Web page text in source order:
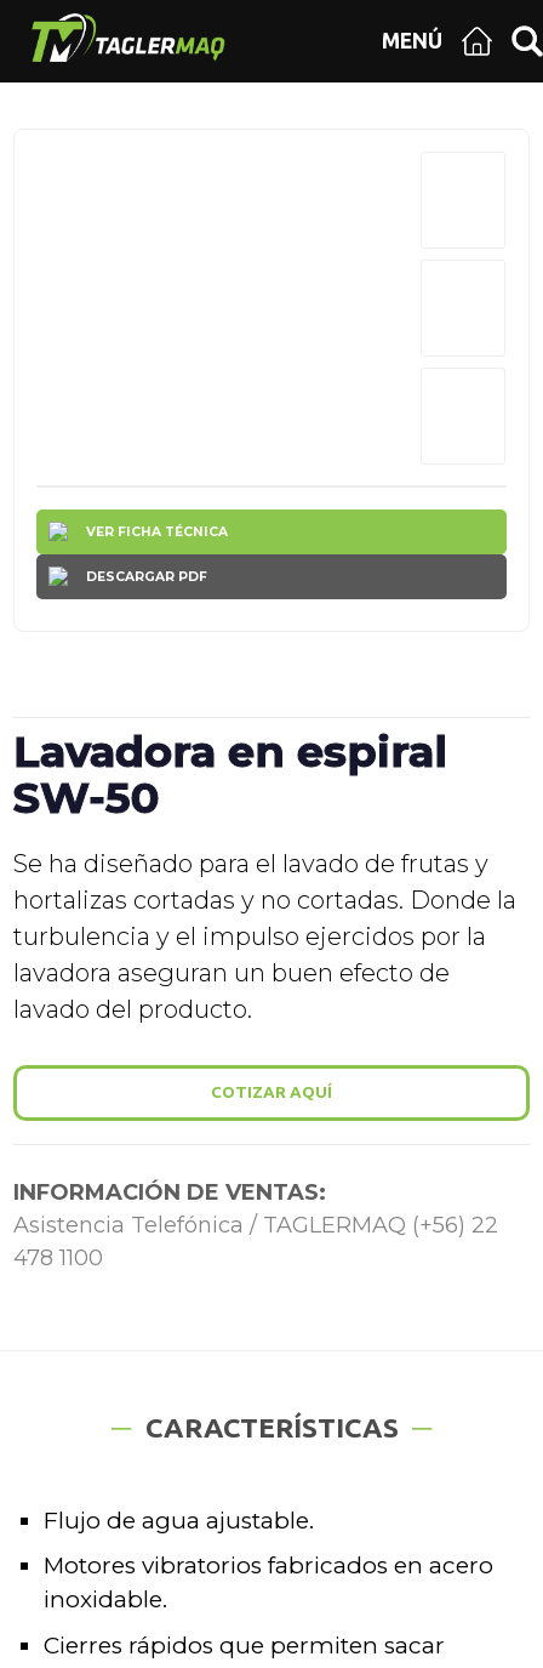
MENÚ
VER FICHA TÉCNICA
DESCARGAR PDF
Lavadora en espiral
SW-50
Se ha diseñado para el lavado de frutas y
hortalizas cortadas y no cortadas. Donde la
turbulencia y el impulso ejercidos por la
lavadora aseguran un buen efecto de
lavado del producto.
COTIZAR AQUÍ
INFORMACIÓN DE VENTAS:
Asistencia Telefónica / TAGLERMAQ (+56) 22
478 1100
CARACTERÍSTICAS
Flujo de agua ajustable.
Motores vibratorios fabricados en acero
inoxidable.
Cierres rápidos que permiten sacar